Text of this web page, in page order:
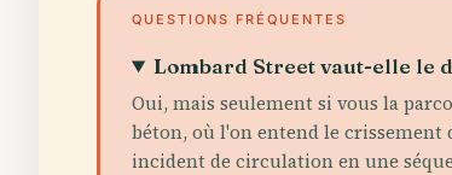
QUESTIONS FRÉQUENTES
Lombard Street vaut-elle le
Oui, mais seulement si vous la
béton, où l'on entend le crissement
incident de circulation en une